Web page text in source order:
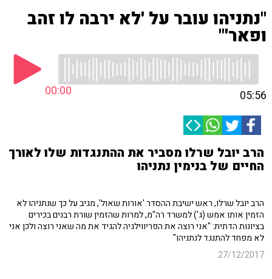
"נתניהו עובר על 'לא ירבה לו זהב
ופאר'"
00:00 05:56
הרב יובל שרלו מסביר את ההתנגדות שלו לאורך
החיים של בנימין נתניהו
הרב יובל שרלו, ראש ישיבת ההסדר 'אורות שאול', מגיב על כך שנתניהו לא
הזמין אותו אמש (ג') למשרד רה"מ, למרות שהזמין שורת רבנים בכירים
בציונות הדתית: "אני רוצה את הפריווילגיה להגיד את מה שאני רוצה ולכן אני
לא מפחד להתנגד לנתניהו"
27/12/2017